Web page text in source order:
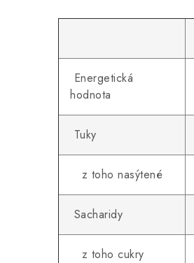
Energetická
hodnota
Tuky
z toho nasýtené
Sacharidy
z toho cukry